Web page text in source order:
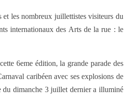
les nombreux juillettistes visiteurs du
internationaux des Arts de la rue : le
6eme édition, la grande parade des
caribéen avec ses explosions de
du dimanche 3 juillet dernier a illuminé